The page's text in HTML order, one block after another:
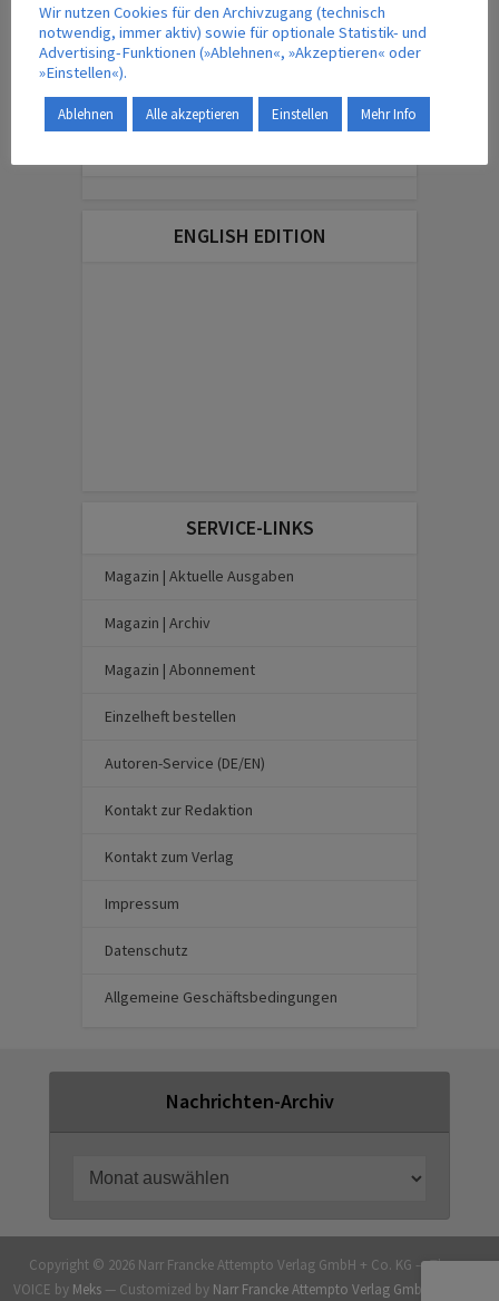
ÜBERSICHT – MAGAZINBEITRÄGE
ENGLISH EDITION
SERVICE-LINKS
Magazin | Aktuelle Ausgaben
Magazin | Archiv
Magazin | Abonnement
Einzelheft bestellen
Autoren-Service (DE/EN)
Kontakt zur Redaktion
Kontakt zum Verlag
Impressum
Datenschutz
Allgemeine Geschäftsbedingungen
Nachrichten-Archiv
Copyright © 2026 Narr Francke Attempto Verlag GmbH + Co. KG — Theme
VOICE by Meks— Customized by Narr Francke Attempto Verlag GmbH + Co. KG
Wir nutzen Cookies für den Archivzugang (technisch
notwendig, immer aktiv) sowie für optionale Statistik- und
Advertising-Funktionen (»Ablehnen«, »Akzeptieren« oder
»Einstellen«).
Ablehnen Alle akzeptieren Einstellen Mehr Info